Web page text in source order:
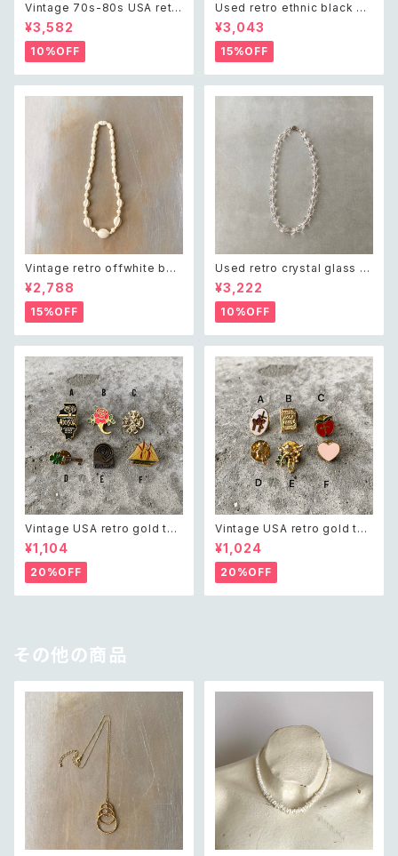
Vintage 70s-80s USA retr
o white beads classical ne
cklace レトロ アメリカ ヴィン
テージ アクセサリー ホワイト ビ
ーズ クラシカル ネックレス
¥3,582
10%OFF
Used retro ethnic black be
ads necklace レトロ ユーズ
ド アクセサリー エスニック ブラ
ック ビーズ ネックレス
¥3,043
15%OFF
Vintage retro offwhite bea
ds necklace レトロ ヴィンテ
ージ アクセサリー オフホワイト
ビーズ ネックレス
¥2,788
15%OFF
Used retro crystal glass b
eads necklace レトロ ユーズ
ド アクセサリー クリスタル ガラ
ス ビーズ ネックレス
¥3,222
10%OFF
Vintage USA retro gold ton
e pin brooch レトロ アメリカ
ヴィンテージ アクセサリー レト
ロ ゴールド ピン ブローチ
¥1,104
20%OFF
Vintage USA retro gold ton
e mini pin brooch レトロ ア
メリカ ヴィンテージ アクセサリ
ー レトロ ゴールド ミニ ピン ブ
ローチ
¥1,024
20%OFF
その他の商品